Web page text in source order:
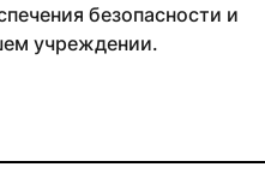
безопасности и
учреждении.